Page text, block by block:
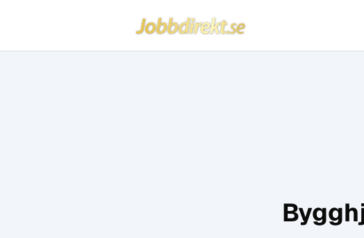
Hoppa till innehåll
Jobbdirekt